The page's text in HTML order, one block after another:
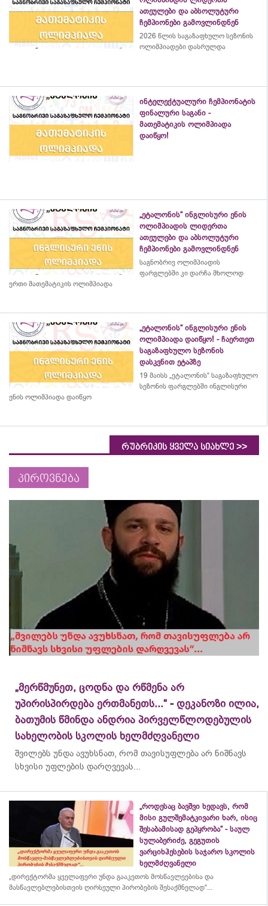
ათეულები და აბსოლუტური
ჩემპიონები გამოვლინდნენ
2026 წლის საგაზაფხულო სეზონის
ოლიმპიადები დასრულდა
ინტელექტუალური ჩემპიონატის
ფინალური საგანი -
მათემატიკის ოლიმპიადა
დაიწყო!
„ეტალონის“ ინგლისური ენის
ოლიმპიადის ლიდერთა
ათეულები და აბსოლუტური
ჩემპიონები გამოვლინდნენ
საგნობრივ ოლიმპიადის
ფარგლებში კი დარჩა მხოლოდ
ერთი მათემატიკის ოლიმპიადა
„ეტალონის“ ინგლისური ენის
ოლიმპიადა დაიწყო! - ჩაერთეთ
საგაზაფხულო სეზონის
დასკვნით ეტაპზე
19 მაისს „ეტალონის“ საგაზაფხულო
სეზონის ფარგლებში ინგლისური
ენის ოლიმპიადა დაიწყო
რუბრიკის ყველა სიახლე >>
პიროვნება
„მერწმუნეთ, ცოდნა და რწმენა არ
უპირისპირდება ერთმანეთს...“ - დეკანოზი ილია,
ბათუმის წმინდა ანდრია პირველწლოდებულის
სახელობის სკოლის ხელმძღვანელი
შვილებს უნდა ავუხსნათ, რომ თავისუფლება არ ნიშნავს
სხვისი უფლების დარღვევას...
„როდესაც ბავშვი ხედავს, რომ
მისი გულშემატკივარი ხარ, ისიც
შესაბამისად გეპყრობა“ - საულ
სულაბერიძე, გეგუთის
ვარციხჰესების საჯარო სკოლის
ხელმძღვანელი
„დირექტორმა ყველაფერი უნდა გააკეთოს მოსწავლეებისა და
მასწავლებლებისთვის ღირსეული პირობების შესაქმნელად“...